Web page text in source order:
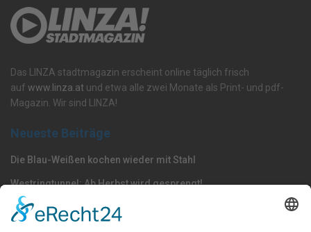
Das LINZA stadtmagazin erscheint online täglich frisch
auf www.linza.at und etwa alle zwei Monate als Print- und pdf-
Magazin. Wir sind LINZA!
Neueste Beiträge
Die Blau-Weißen kochen wieder mit Stahl
Westringtunnel: Ab Herbst wird gesprengt!
Volksgarten: Wels macht vor, woran Linz scheitert